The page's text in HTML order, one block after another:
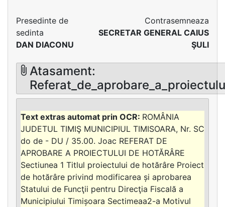
Presedinte de
sedinta
DAN DIACONU
Contrasemneaza
SECRETAR GENERAL CAIUS
ŞULI
Atasament:
ROMÂNIA
JUDETUL TIMIŞ MUNICIPIUL TIMISOARA, Nr. SC
do de - DU / 35.00. Joac REFERAT DE
APROBARE A PROIECTULUI DE HOTĂRÂRE
Sectiunea 1 Titlul proiectului de hotărâre Proiect
de hotărâre privind modificarea și aprobarea
Statului de Funcţii pentru Direcţia Fiscală a
Municipiului Timișoara Sectimeaa2-a Motivul